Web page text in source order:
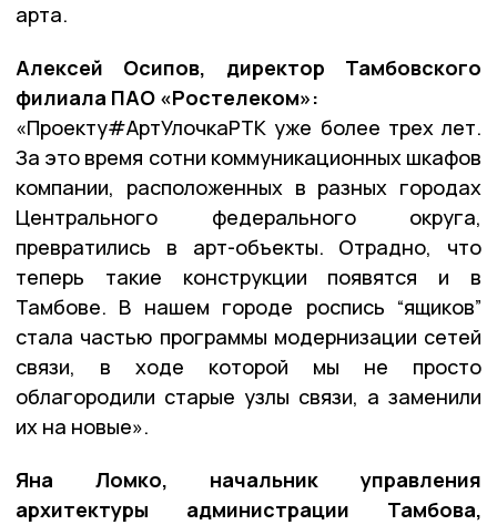
арта.
Алексей Осипов, директор Тамбовского
филиала ПАО «Ростелеком»:
«Проекту#АртУлочкаРТК уже более трех лет.
За это время сотни коммуникационных шкафов
компании, расположенных в разных городах
Центрального федерального округа,
превратились в арт-объекты. Отрадно, что
теперь такие конструкции появятся и в
Тамбове. В нашем городе роспись “ящиков”
стала частью программы модернизации сетей
связи, в ходе которой мы не просто
облагородили старые узлы связи, а заменили
их на новые».
Яна Ломко, начальник управления
архитектуры администрации Тамбова,